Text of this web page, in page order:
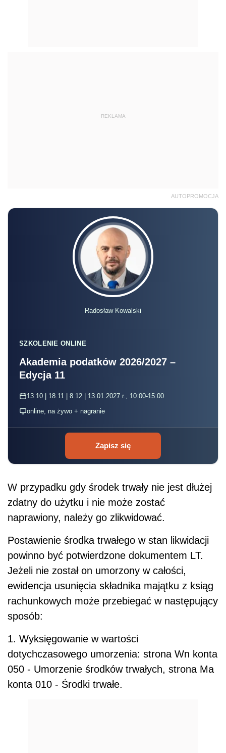
REKLAMA
AUTOPROMOCJA
Radosław Kowalski
SZKOLENIE ONLINE
Akademia podatków 2026/2027 –
Edycja 11
13.10 | 18.11 | 8.12 | 13.01.2027 r., 10:00-15:00
online, na żywo + nagranie
Zapisz się
W przypadku gdy środek trwały nie jest dłużej
zdatny do użytku i nie może zostać
naprawiony, należy go zlikwidować.
Postawienie środka trwałego w stan likwidacji
powinno być potwierdzone dokumentem LT.
Jeżeli nie został on umorzony w całości,
ewidencja usunięcia składnika majątku z ksiąg
rachunkowych może przebiegać w następujący
sposób:
1. Wyksięgowanie w wartości
dotychczasowego umorzenia: strona Wn konta
050 - Umorzenie środków trwałych, strona Ma
konta 010 - Środki trwałe.